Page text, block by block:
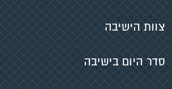
צוות הישיבה
סדר היום בישיבה